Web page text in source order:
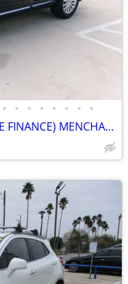
• • • • • • • •
2015 LINCOLN MKX 3.7 ($6,995 WE FINANCE) MENCHACA AUTO SALES